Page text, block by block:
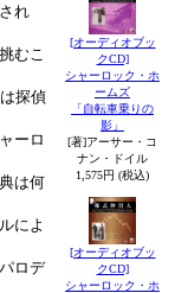
れ
むこ
探偵
ーロ
は何
によ
ロデ
[オーディオブッ
クCD]
シャーロック・ホ
ームズ
「自転車乗りの
影」
[著]アーサー・コ
ナン・ドイル
1,575円 (税込)
[オーディオブッ
クCD]
シャーロック・ホ